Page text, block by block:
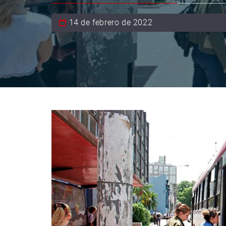
14 de febrero de 2022